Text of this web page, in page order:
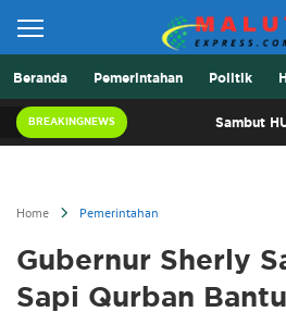
Malut Express
Beranda Pemerintahan Politik
BREAKINGNEWS Sambut HUT
Home Pemerintahan
Gubernur Sherly
Sapi Qurban